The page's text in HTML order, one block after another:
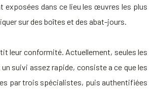
exposées dans ce lieu les œuvres les plus
sur des boîtes et des abat-jours.
leur conformité. Actuellement, seules les
suivi assez rapide, consiste a ce que les
par trois spécialistes, puis authentifiées